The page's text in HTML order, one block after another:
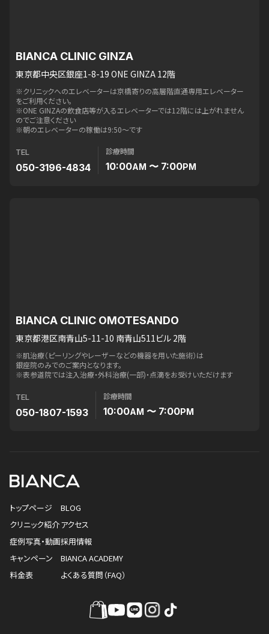
BIANCA CLINIC GINZA
東京都中央区銀座1-8-19 ONE GINZA 12階
※クリニックへのエレベーターは京橋寄りの高層階直通専用エレベーター
をご利用ください。
※ONE GINZAの飲食店等が入るエレベーターでは12階には上がれません
のでご注意ください
※朝のエレベーターの稼働は9:50〜です
TEL
050-3196-4834
診療時間
10:00AM 〜 7:00PM
BIANCA CLINIC OMOTESANDO
東京都港区南青山5-11-10 南青山511ビル 2階
※肌治療（ピーリングやレーザーなどの機器を用いた施術）は
銀座院のみでのご案内となります。
※表参道院では注入治療・外科治療(一部)・点滴をお受けいただけます
TEL
050-1807-1593
診療時間
10:00AM 〜 7:00PM
トップページ
クリニック紹介
症例写真・動画
キャンペーン
料金表
BLOG
アクセス
採用情報
BIANCA ACADEMY
よくある質問（FAQ）